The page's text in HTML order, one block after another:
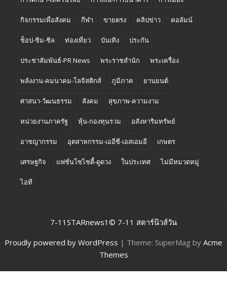
กิจกรรมเพื่อสังคม กีฬา ขายตรง คลิปข่าว คอลัมน์
ช็อป-ชิม-ชิล ท่องเที่ยว บันเทิง ประกัน
ประชาสัมพันธ์-PR News พระราชสำนัก พระเครื่อง
พลังงาน-คมนาคม-โลจิสติกส์ ภูมิภาค ยานยนต์
ศาสนา-วัฒนธรรม สังคม สุขภาพ-ความงาม
หน่วยงานภาครัฐ หุ้น-กองทุนรวม อสังหาริมทรัพย์
อาชญากรรม อุตสาหกรรม-เออีซี-เอสเอมอี เกษตร
เศรษฐกิจ แฟชั่นโซไซตี้-ดูดวง ในประเทศ ไม่มีหมวดหมู่
ไอที
7-11STARnews1© 7-11 สตาร์นิวส์วัน
Proudly powered by WordPress | Theme: SuperMag by Acme
Themes